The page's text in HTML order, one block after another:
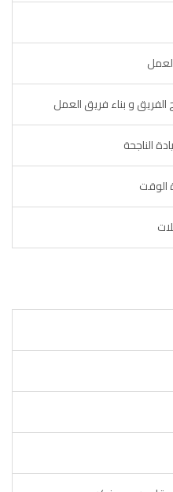
و بناء فريق العمل
الناجحة
الوقت